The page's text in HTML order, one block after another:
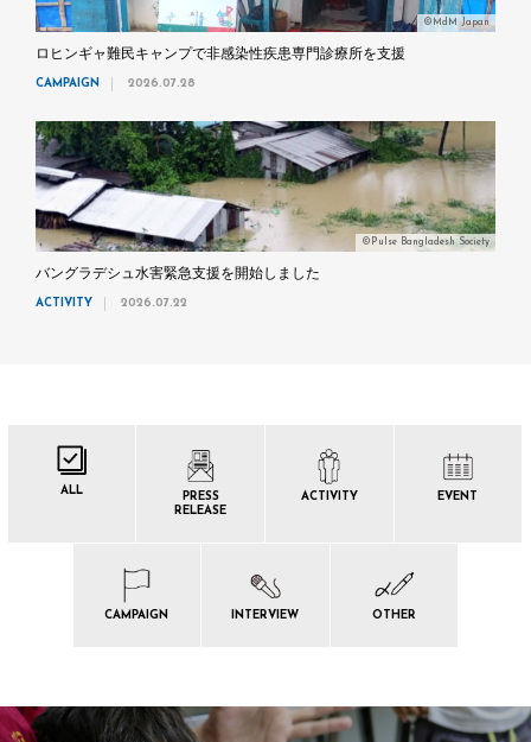
©MdM Japan
ロヒンギャ難民キャンプで非感染性疾患専門診療所を支援
CAMPAIGN 2026.07.28
©Pulse Bangladesh Society
バングラデシュ水害緊急支援を開始しました
ACTIVITY 2026.07.22
ALL
PRESS
RELEASE
ACTIVITY EVENT
CAMPAIGN INTERVIEW OTHER